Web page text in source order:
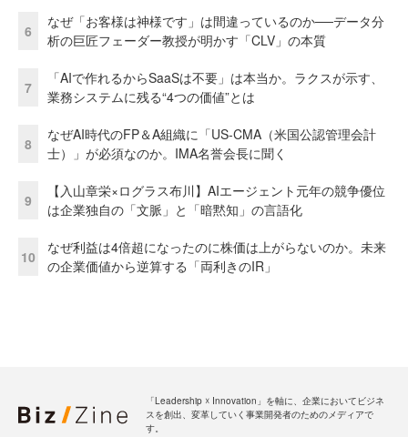
6
なぜ「お客様は神様です」は間違っているのか──データ分
析の巨匠フェーダー教授が明かす「CLV」の本質
7
「AIで作れるからSaaSは不要」は本当か。ラクスが示す、
業務システムに残る“4つの価値”とは
8
なぜAI時代のFP＆A組織に「US-CMA（米国公認管理会計
士）」が必須なのか。IMA名誉会長に聞く
9
【入山章栄×ログラス布川】AIエージェント元年の競争優位
は企業独自の「文脈」と「暗黙知」の言語化
10
なぜ利益は4倍超になったのに株価は上がらないのか。未来
の企業価値から逆算する「両利きのIR」
「Leadership ☓ Innovation」を軸に、企業においてビジネ
スを創出、変革していく事業開発者のためのメディアで
す。